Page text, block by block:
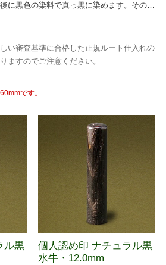
い審査基準に合格した正規ルート仕入れの
ますのでご注意ください。
です。
ル黒
個人認め印 ナチュラル黒
水牛・12.0mm